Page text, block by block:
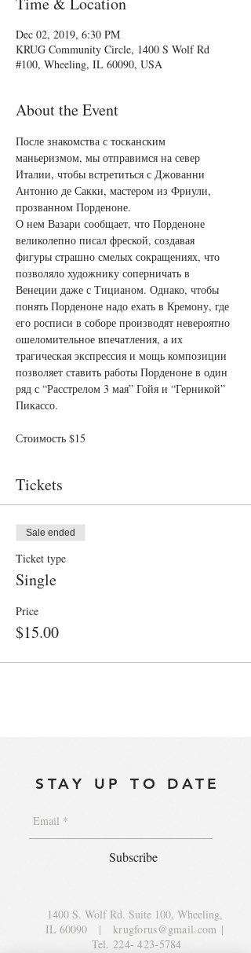
Dec 02, 2019, 6:30 PM
KRUG Community Circle, 1400 S Wolf Rd
#100, Wheeling, IL 60090, USA
About the Event
После знакомства с тосканским
маньеризмом, мы отправимся на север
Италии, чтобы встретиться с Джованни
Антонио де Сакки, мастером из Фриули,
прозванном Порденоне.
О нем Вазари сообщает, что Порденоне
великолепно писал фреской, создавая
фигуры страшно смелых сокращениях, что
позволяло художнику соперничать в
Венеции даже с Тицианом. Однако, чтобы
понять Порденоне надо ехать в Кремону, где
его росписи в соборе производят невероятно
ошеломительное впечатления, а их
трагическая экспрессия и мощь композиции
позволяет ставить работы Порденоне в один
ряд с “Расстрелом 3 мая” Гойя и “Герникой”
Стоимость $15
Tickets
Sale ended
Ticket type
Single
Price
$15.00
STAY UP TO DATE
Subscribe
1400 S. Wolf Rd. Suite 100, Wheeling,
IL 60090 |krugforus@gmail.com |
Tel.224- 423-5784